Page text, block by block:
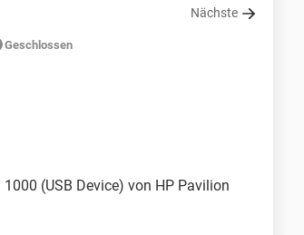
Nächste
Geschlossen
(USB Device) von HP Pavilion